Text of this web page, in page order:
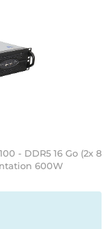
- DDR5 16 Go (2x 8
600W